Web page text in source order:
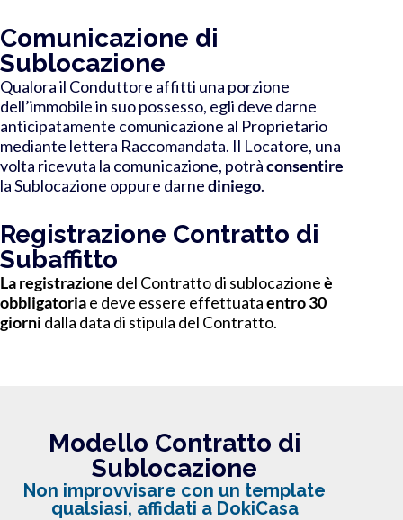
Comunicazione di
Sublocazione
Qualora il Conduttore affitti una porzione
dell’immobile in suo possesso, egli deve darne
anticipatamente comunicazione al Proprietario
mediante lettera Raccomandata. Il Locatore, una
volta ricevuta la comunicazione, potràconsentire
la Sublocazione oppure darnediniego.
Registrazione Contratto di
Subaffitto
La registrazione del Contratto di sublocazioneè
obbligatoriae deve essere effettuataentro 30
giorni dalla data di stipula del Contratto.
Modello Contratto di
Sublocazione
Non improvvisare con un template
qualsiasi, affidati a DokiCasa